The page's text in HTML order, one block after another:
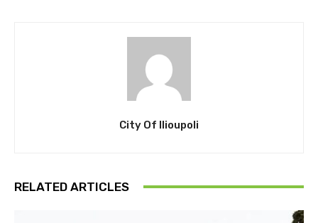
City Of Ilioupoli
RELATED ARTICLES